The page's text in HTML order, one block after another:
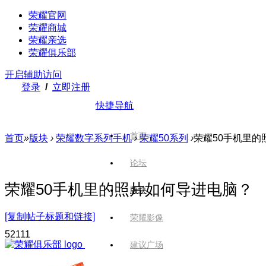
荣耀官网
荣耀商城
荣耀亲选
荣耀俱乐部
开启辅助访问
登录 / 立即注册
快捷导航
首页
论坛
版块
荣耀影像
建议广场
首页»版块 › 荣耀数字系列手机 › 荣耀50系列 ›荣耀50手机里的
荣耀50手机里的照片如何导进电脑？
[复制帖子标题和链接]
52111